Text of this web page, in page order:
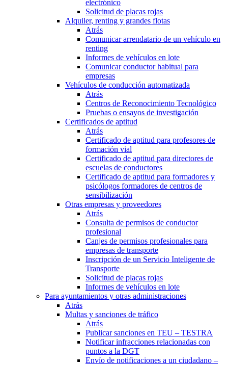
electrónico
Solicitud de placas rojas
Alquiler, renting y grandes flotas
Atrás
Comunicar arrendatario de un vehículo en
renting
Informes de vehículos en lote
Comunicar conductor habitual para
empresas
Vehículos de conducción automatizada
Atrás
Centros de Reconocimiento Tecnológico
Pruebas o ensayos de investigación
Certificados de aptitud
Atrás
Certificado de aptitud para profesores de
formación vial
Certificado de aptitud para directores de
escuelas de conductores
Certificado de aptitud para formadores y
psicólogos formadores de centros de
sensibilización
Otras empresas y proveedores
Atrás
Consulta de permisos de conductor
profesional
Canjes de permisos profesionales para
empresas de transporte
Inscripción de un Servicio Inteligente de
Transporte
Solicitud de placas rojas
Informes de vehículos en lote
Para ayuntamientos y otras administraciones
Atrás
Multas y sanciones de tráfico
Atrás
Publicar sanciones en TEU – TESTRA
Notificar infracciones relacionadas con
puntos a la DGT
Envío de notificaciones a un ciudadano –